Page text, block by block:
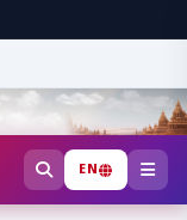
EN